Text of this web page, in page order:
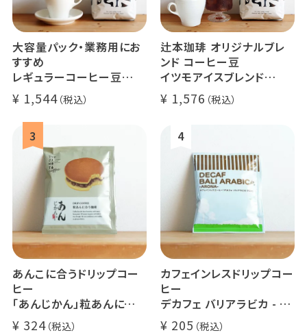
大容量パック・業務用にお
すすめ
レギュラーコーヒー豆
イツモブレンド 500g
1,544
辻本珈琲 オリジナルブレ
ンド コーヒー豆
イツモアイスブレンド
500g
アイスコーヒーにオススメ
業務用 水出
煎りたて 新鮮コーヒー豆
自家焙煎
1,576
あんこに合うドリップコー
ヒー
「あんじかん」粒あんに合う
珈琲 1杯分
324
カフェインレスドリップコー
ヒー
デカフェ バリアラビカ - ア
ロナ - 1杯分
205